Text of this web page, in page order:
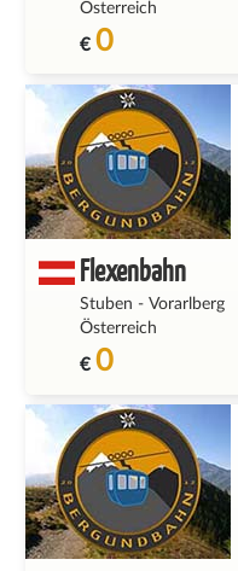
Österreich
€ 0
Flexenbahn
Stuben - Vorarlberg
Österreich
€ 0